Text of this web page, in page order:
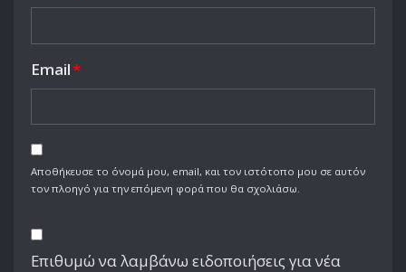
Email*
Αποθήκευσε το όνομά μου, email, και τον ιστότοπο μου σε αυτόν
τον πλοηγό για την επόμενη φορά που θα σχολιάσω.
Επιθυμώ να λαμβάνω ειδοποιήσεις για νέα